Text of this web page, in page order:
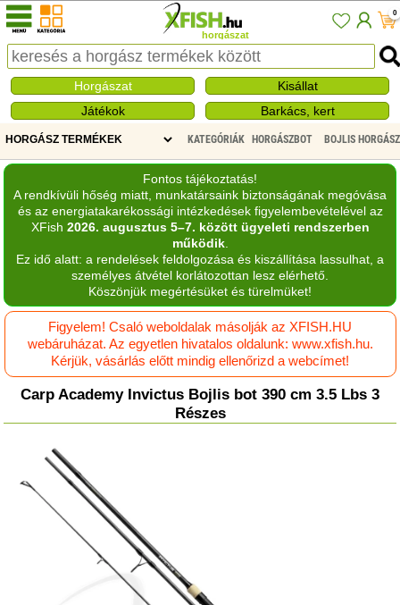
horgászat
0
Horgászat
Kisállat
Játékok
Barkács, kert
KATEGÓRIÁK HORGÁSZBOT BOJLIS
Fontos tájékoztatás!
A rendkívüli hőség miatt, munkatársaink biztonságának megóvása
és az energiatakarékossági intézkedések figyelembevételével az
XFish 2026. augusztus 5–7. között ügyeleti rendszerben
működik.
Ez idő alatt: a rendelések feldolgozása és kiszállítása lassulhat, a
személyes átvétel korlátozottan lesz elérhető.
Köszönjük megértésüket és türelmüket!
Figyelem! Csaló weboldalak másolják az XFISH.HU
webáruházat. Az egyetlen hivatalos oldalunk: www.xfish.hu.
Kérjük, vásárlás előtt mindig ellenőrizd a webcímet!
Carp Academy Invictus Bojlis bot 390 cm 3.5 Lbs 3
Részes